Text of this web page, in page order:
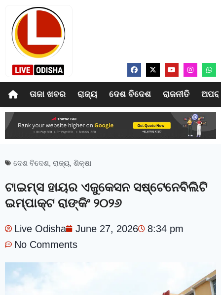
ତାଜା ଖବର ରାଜ୍ୟ ଦେଶ ବିଦେଶ ରାଜନୀତି
ଦେଶ ବିଦେଶ, ରାଜ୍ୟ, ଶିକ୍ଷା
ଟାଇମ୍‍ସ ହାୟର ଏଜୁକେସନ ସଷ୍ଟେନେବିଲିଟି
ଇମ୍ପାକ୍ଟ ରାଙ୍କିଂ ୨୦୨୬
Live Odisha June 27, 2026
8:34 pm
No Comments